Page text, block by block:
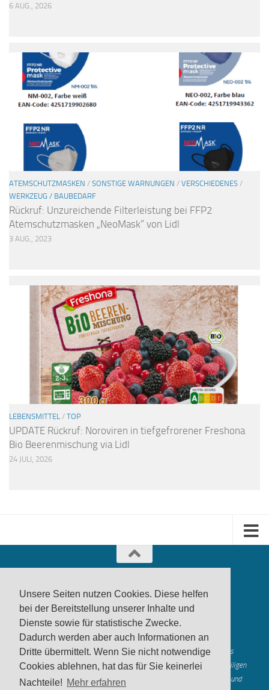
Unsere Seiten nutzen Cookies. Diese helfen
bei der Bereitstellung unserer Inhalte und
Dienste sowie für statistische Zwecke.
Dadurch werden aber auch Informationen an
Dritte übermittelt. Wenn Sie nicht notwendige
Cookies ablehnen, hat das für Sie keinerlei
Nachteile! Mehr erfahren
6 AUG., 2026
ATEMSCHUTZMASKEN / SONSTIGE WARNUNGEN / VERSCHIEDENES /
WERKZEUG / BAUBEDARF
Rückruf: Unzureichende Filterleistung bei FFP2
Atemschutzmasken „NeoMask“ von Lidl
3 AUG., 2023
LEBENSMITTEL / TOP
UPDATE Rückruf: Noroviren in tiefgefrorener Freshona
Bio Beerenmischung via Lidl
24 JULI, 2026
produktwarnung.eu - 2007-2026
Made in Gerstetten |Medienzentrum Gerstetten
Alle genannten Marken, Warenzeichen und Logos innerhalb dieses
Medienangebotes sind durch die Marken- und Urheberechte der jeweiligen
Rechteinhaber geschützt, und dienen lediglich der Berichterstattung und